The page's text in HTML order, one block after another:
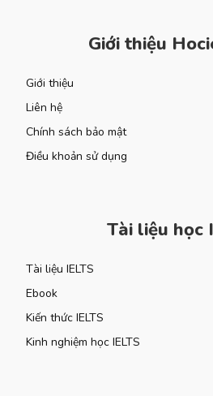
Giới thiệu
Giới thiệu
Liên hệ
Chính sách bảo mật
Điều khoản sử dụng
Tài liệu học
Tài liệu IELTS
Ebook
Kiến thức IELTS
Kinh nghiệm học IELTS